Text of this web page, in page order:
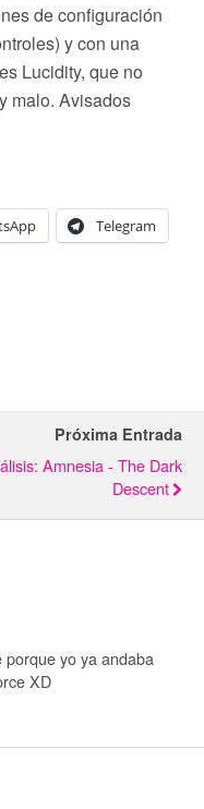
de configuración
y con una
Lucidity, que no
malo. Avisados
Telegram
Próxima Entrada
Amnesia - The Dark
Descent
porque yo ya andaba
XD